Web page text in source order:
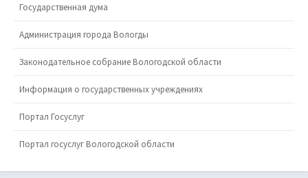
Государственная дума
Администрация города Вологды
Законодательное собрание Вологодской области
Информация о государственных учреждениях
Портал Госуслуг
Портал госуслуг Вологодской области